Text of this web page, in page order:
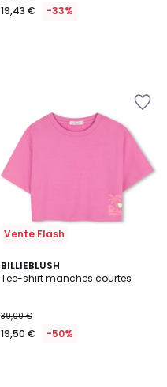
19,43 € -33%
Vente Flash
BILLIEBLUSH
Tee-shirt manches courtes
39,00 €
19,50 € -50%